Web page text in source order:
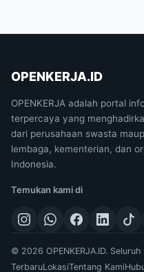
OPENKERJA.ID
OPENKERJA adalah portal
terpercaya yang
dari perusahaan swasta
lembaga, kementerian, dan
Indonesia.
Temukan kami di
© 2026 OPENKERJA.ID.
TerbaruLokasiTentang Kami